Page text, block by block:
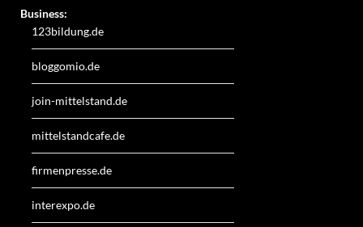
Business:
123bildung.de
bloggomio.de
join-mittelstand.de
mittelstandcafe.de
firmenpresse.de
interexpo.de